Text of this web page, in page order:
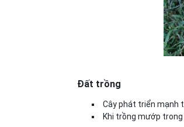
Đất trồng
Cây phát triển mạnh
Khi trồng mướp trong